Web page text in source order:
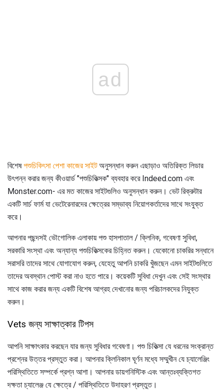
ad
বিশেষ পশুচিকিৎসা পেশা কাজের সাইটঅনুসন্ধান করুন এছাড়াও অতিরিক্ত লিডার
উৎপন্ন করার জন্য কীওয়ার্ড "পশুচিকিত্সক" ব্যবহার করে Indeed.com এবং
Monster.com- এর মত কাজের সাইটগুলিও অনুসন্ধান করুন। ভেট রিক্রুটার
একটি সার্চ ফার্ম যা ভেটেরেনারদের ক্ষেত্রের সম্ভাব্য নিয়োগকর্তাদের সাথে সংযুক্ত
করে।
আপনার পছন্দসই ভৌগোলিক এলাকায় পশু হাসপাতাল / ক্লিনিক, গবেষণা সুবিধা,
সরকারি সংস্থা এবং অন্যান্য পশুচিকিত্সকের চিহ্নিত করুন। যেকোনো চাকরির সন্ধানে
সরাসরি তাদের সাথে যোগাযোগ করুন, যেহেতু আপনি চাকরি খুঁজছেন এমন সাইটগুলিতে
তাদের অবস্থান পোস্ট করা নাও হতে পারে। কয়েকটি সুবিধা দেখুন এবং সেই সংস্থার
সাথে কাজ করার জন্য একটি বিশেষ আগ্রহ দেখানোর জন্য পরিচালকদের নিযুক্ত
করুন।
Vets জন্য সাক্ষাত্কার টিপস
আপনি সাক্ষাৎকার করছেন যার জন্য সুবিধার গবেষণা। পশু চিকিত্সা যে ধরনের সংক্রান্ত
প্রশ্নের উত্তর প্রস্তুত করা। আপনার ক্লিনিকাল ঘূর্ণন মধ্যে সম্মুখীন যে চ্যালেঞ্জিং
পরিস্থিতিতে সম্পর্কে প্রশ্ন আশা। আপনার ডায়গনিস্টিক এবং আন্তঃব্যক্তিগত
দক্ষতা চ্যালেঞ্জ যে ক্ষেত্রে / পরিস্থিতিতে উদাহরণ প্রস্তুত।